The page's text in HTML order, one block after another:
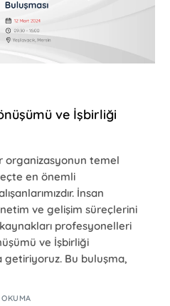
ve İşbirliği
organizasyonun temel
en önemli
İnsan
ve gelişim süreçlerini
profesyonelleri
ve İşbirliği
getiriyoruz. Bu buluşma,